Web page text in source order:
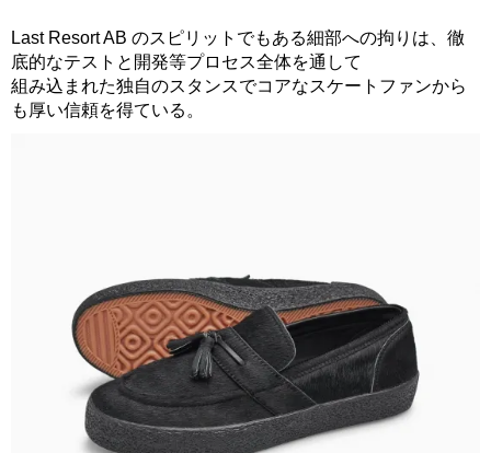
Last Resort AB のスピリットでもある細部への拘りは、徹
底的なテストと開発等プロセス全体を通して
組み込まれた独自のスタンスでコアなスケートファンから
も厚い信頼を得ている。